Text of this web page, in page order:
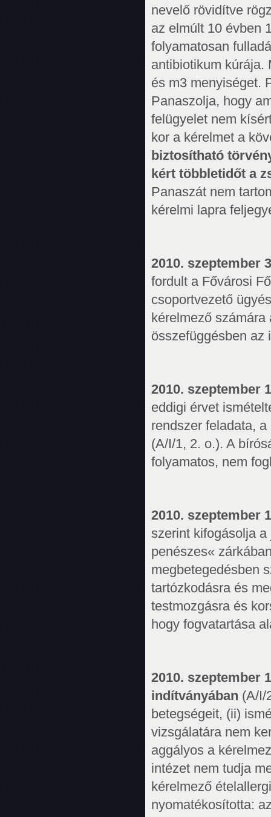
nevelő rövidítve
az elmúlt 10 évben
folyamatosan
antibiotikum kúrája.
és m3 menyiséget.
Panaszolja, hogy
felügyelet nem
kor a kérelmet a
biztosítható
kért többletidőt a
Panaszát nem
kérelmi lapra
2010. szeptember
fordult a Fővárosi
csoportvezető
kérelmező
összefüggésben az
2010. szeptember
eddigi érvet
rendszer feladata,
(A/I/1, 2. o.). A
folyamatos, nem
2010. szeptember
szerint kifogásolja
penészes«
megbetegedésben
tartózkodásra és
testmozgásra és
hogy fogvatartása
2010. szeptember
indítványában (A/I/
betegségeit, (ii)
vizsgálatára nem
aggályos a
intézet nem tudja
kérelmező
nyomatékosította: